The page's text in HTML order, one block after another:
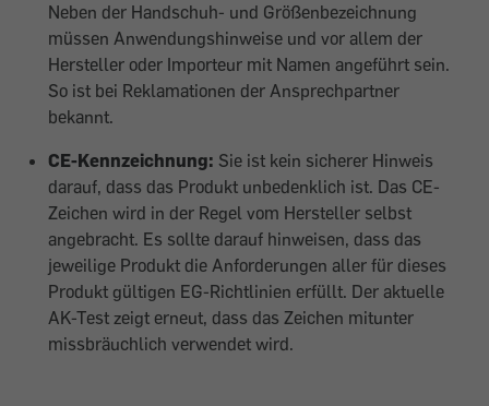
Neben der Handschuh- und Größenbezeichnung
müssen Anwendungshinweise und vor allem der
Hersteller oder Importeur mit Namen angeführt sein.
So ist bei Reklamationen der Ansprechpartner
bekannt.
CE-Kennzeichnung: Sie ist kein sicherer Hinweis
darauf, dass das Produkt unbedenklich ist. Das CE-
Zeichen wird in der Regel vom Hersteller selbst
angebracht. Es sollte darauf hinweisen, dass das
jeweilige Produkt die Anforderungen aller für dieses
Produkt gültigen EG-Richtlinien erfüllt. Der aktuelle
AK-Test zeigt erneut, dass das Zeichen mitunter
missbräuchlich verwendet wird.